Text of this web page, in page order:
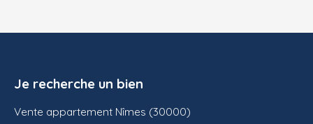
Je recherche un bien
Vente appartement Nîmes (30000)